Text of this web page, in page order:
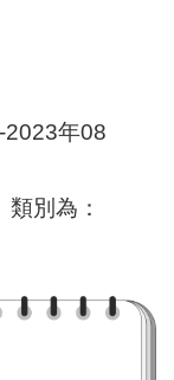
2023年08
別為：